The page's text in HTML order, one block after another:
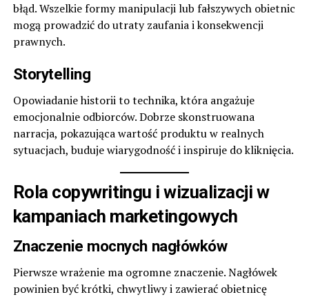
błąd. Wszelkie formy manipulacji lub fałszywych obietnic
mogą prowadzić do utraty zaufania i konsekwencji
prawnych.
Storytelling
Opowiadanie historii to technika, która angażuje
emocjonalnie odbiorców. Dobrze skonstruowana
narracja, pokazująca wartość produktu w realnych
sytuacjach, buduje wiarygodność i inspiruje do kliknięcia.
Rola copywritingu i wizualizacji w
kampaniach marketingowych
Znaczenie mocnych nagłówków
Pierwsze wrażenie ma ogromne znaczenie. Nagłówek
powinien być krótki, chwytliwy i zawierać obietnicę